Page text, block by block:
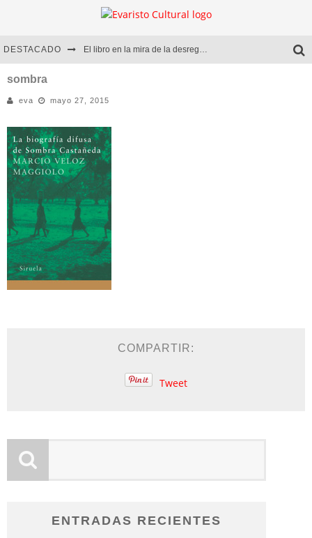
DESTACADO El libro en la mira de la desregulación
Diego Meret | Hotel Acapulco
Alejandra Correa | La nieve
sombra
eva mayo 27, 2015
COMPARTIR:
Tweet
ENTRADAS RECIENTES